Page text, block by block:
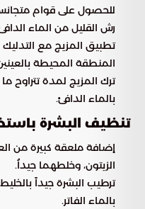
للحصول على قوام
رش القليل من الماء
تطبيق المزيج مع
المنطقة المحيطة
ترك المزيج لمدة تتراوح
بالماء الدافئ.
تنظيف البشرة
إضافة ملعقة كبيرة من
الزيتون، وخلطهما جيداُ.
بالماء الفاتر.